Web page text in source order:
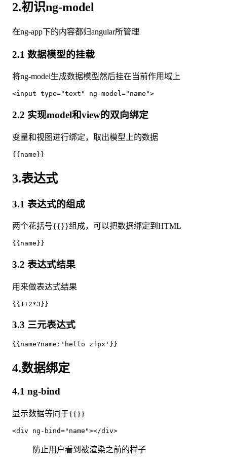
2.初识ng-model
在ng-app下的内容都归angular所管理
2.1 数据模型的挂载
将ng-model生成数据模型然后挂在当前作用域上
2.2 实现model和view的双向绑定
变量和视图进行绑定，取出模型上的数据
3.表达式
3.1 表达式的组成
两个花括号{{}}组成，可以把数据绑定到HTML
3.2 表达式结果
用来做表达式结果
3.3 三元表达式
4.数据绑定
4.1 ng-bind
显示数据等同于{{}}
防止用户看到被渲染之前的样子